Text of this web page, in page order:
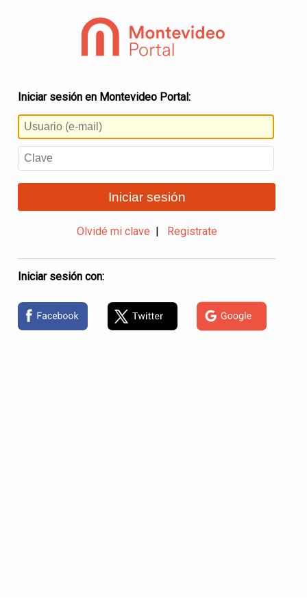
Iniciar sesión en Montevideo Portal:
Iniciar sesión
Olvidé mi clave Registrate
Iniciar sesión con: